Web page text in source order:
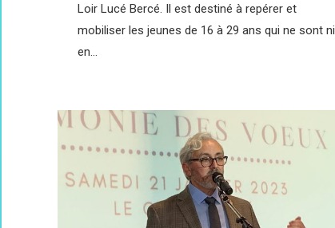
Loir Lucé Bercé. Il est destiné à repérer et
mobiliser les jeunes de 16 à 29 ans qui ne sont ni
en…